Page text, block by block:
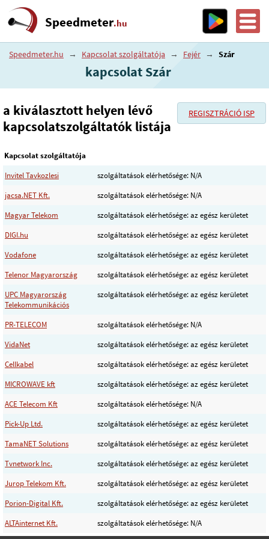
Speedmeter.hu
Speedmeter.hu → Kapcsolat szolgáltatója → Fejér → Szár
kapcsolat Szár
REGISZTRÁCIÓ ISP
a kiválasztott helyen lévő
kapcsolatszolgáltatók listája
Kapcsolat szolgáltatója
Invitel Tavkozlesi
szolgáltatások elérhetősége: N/A
jacsa.NET Kft.
szolgáltatások elérhetősége: N/A
Magyar Telekom
szolgáltatások elérhetősége: az egész kerületet
DIGI.hu
szolgáltatások elérhetősége: az egész kerületet
Vodafone
szolgáltatások elérhetősége: az egész kerületet
Telenor Magyarország
szolgáltatások elérhetősége: az egész kerületet
UPC Magyarország
Telekommunikációs
szolgáltatások elérhetősége: az egész kerületet
PR-TELECOM
szolgáltatások elérhetősége: N/A
VidaNet
szolgáltatások elérhetősége: az egész kerületet
Cellkabel
szolgáltatások elérhetősége: az egész kerületet
MICROWAVE kft
szolgáltatások elérhetősége: az egész kerületet
ACE Telecom Kft
szolgáltatások elérhetősége: N/A
Pick-Up Ltd.
szolgáltatások elérhetősége: az egész kerületet
TamaNET Solutions
szolgáltatások elérhetősége: az egész kerületet
Tvnetwork Inc.
szolgáltatások elérhetősége: az egész kerületet
Jurop Telekom Kft.
szolgáltatások elérhetősége: az egész kerületet
Porion-Digital Kft.
szolgáltatások elérhetősége: az egész kerületet
ALTAinternet Kft.
szolgáltatások elérhetősége: N/A